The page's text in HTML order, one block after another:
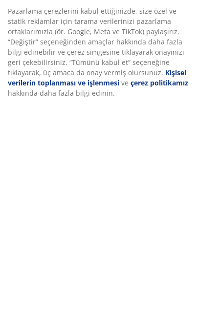
İncelemeler
(4)
Teslimat
Pazarlama çerezlerini kabul ettiğinizde, size özel ve
statik reklamlar için tarama verilerinizi pazarlama
ortaklarımızla (ör. Google, Meta ve TikTok) paylaşırız.
“Değiştir” seçeneğinden amaçlar hakkında daha fazla
bilgi edinebilir ve çerez simgesine tıklayarak onayınızı
geri çekebilirsiniz. “Tümünü kabul et” seçeneğine
tıklayarak, üç amaca da onay vermiş olursunuz. Kişisel
verilerin toplanması ve işlenmesi ve çerez politikamız
hakkında daha fazla bilgi edinin.